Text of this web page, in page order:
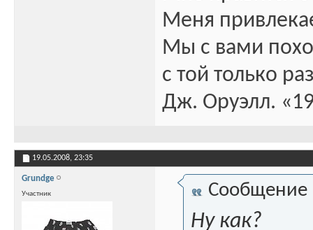
Меня
Мы с вами
с той только
Дж. Оруэлл.
19.05.2008, 23:35
Grundge
Участник Сообщение
Ну как?